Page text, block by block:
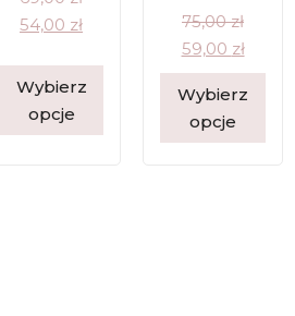
54,00 zł
Wybierz
opcje
75,00zł
59,00 zł
Wybierz
opcje